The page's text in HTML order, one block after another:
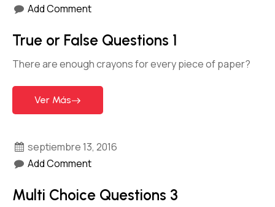
Add Comment
True or False Questions 1
There are enough crayons for every piece of paper?
Ver Más
septiembre 13, 2016
Add Comment
Multi Choice Questions 3